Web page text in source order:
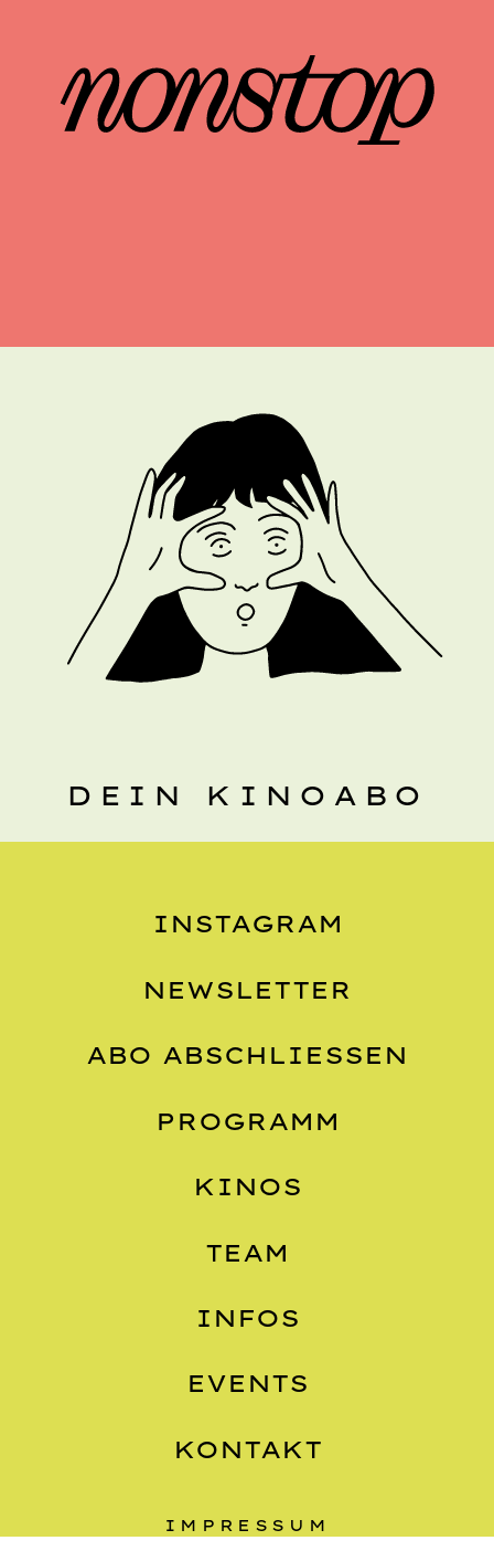
DEIN KINOABO
INSTAGRAM
NEWSLETTER
ABO ABSCHLIESSEN
PROGRAMM
KINOS
TEAM
INFOS
EVENTS
KONTAKT
IMPRESSUM